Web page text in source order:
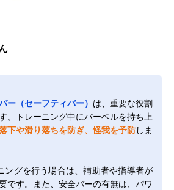
ー（セーフティバー） は、重要な役割
。トレーニング中にバーベルを持ち上
下や滑り落ちを防ぎ、怪我を予防しま
ングを行う場合は、補助者や指導者が
です。また、安全バーの有無は、パワ